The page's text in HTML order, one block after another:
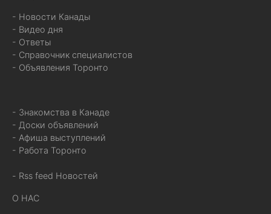
- Новости Канады
- Видео дня
- Ответы
- Справочник специалистов
- Объявления Торонто
- Знакомства в Канаде
- Доски объявлений
- Афиша выступлений
- Работа Торонто
- Rss feed Новостей
О НАС